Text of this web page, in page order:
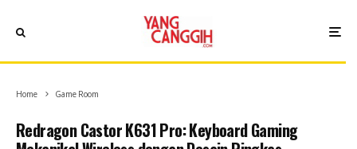
Home Game Room
Redragon Castor K631 Pro: Keyboard Gaming